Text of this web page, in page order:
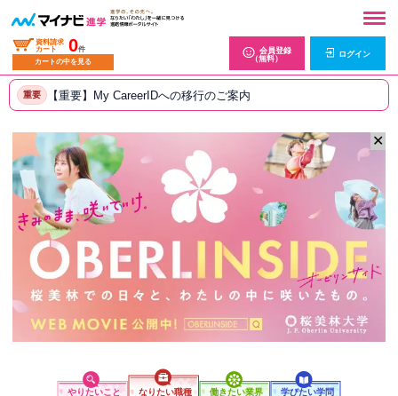
資料請求
カート
0件
カートの中を見る
会員登録
（無料）
ログイン
重要 【重要】My CareerIDへの移行のご案内
✕
やりたいこと なりたい職種 働きたい業界 学びたい学問